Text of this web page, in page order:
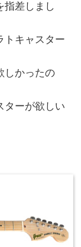
指差しまし
トキャスター
しかったの
ターが欲しい